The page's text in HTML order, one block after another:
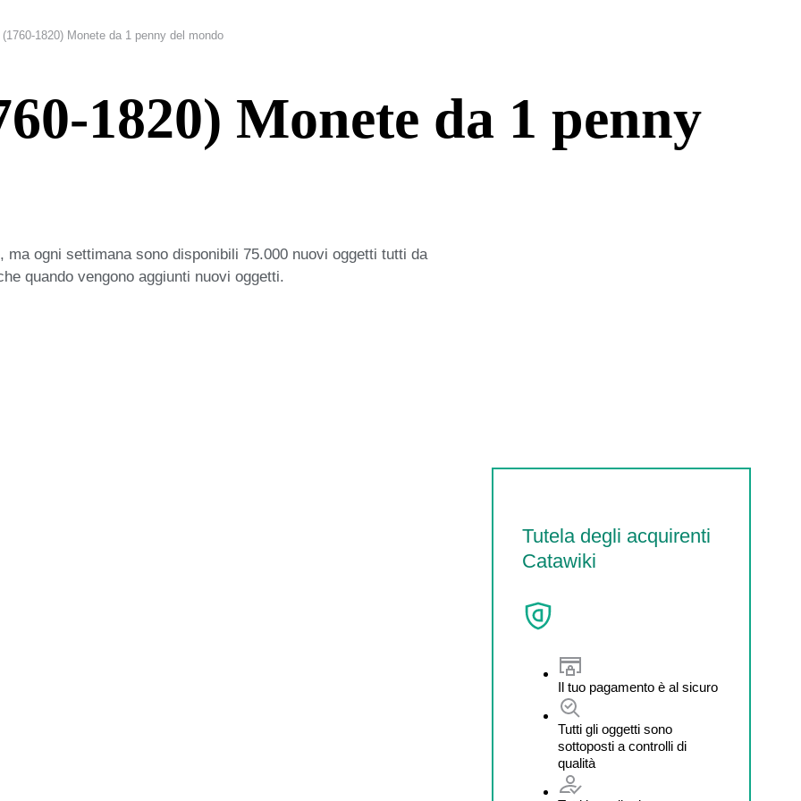
1820) Monete da 1 penny del mondo
1820) Monete da 1 penny
ogni settimana sono disponibili 75.000 nuovi oggetti tutti da
quando vengono aggiunti nuovi oggetti.
Tutela degli acquirenti
Catawiki
Il tuo pagamento è al sicuro
Tutti gli oggetti sono
sottoposti a controlli di
qualità